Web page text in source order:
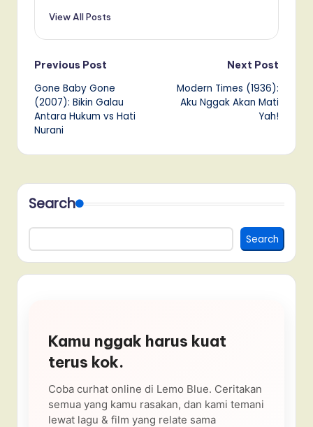
View All Posts
Post
navigation
Previous Post
Gone Baby Gone
(2007): Bikin Galau
Antara Hukum vs Hati
Nurani
Next Post
Modern Times (1936):
Aku Nggak Akan Mati
Yah!
Search
Search
Kamu nggak harus kuat
terus kok.
Coba curhat online di Lemo Blue. Ceritakan
semua yang kamu rasakan, dan kami temani
lewat lagu & film yang relate sama